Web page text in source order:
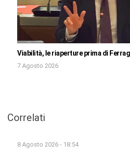
Viabilità, le riaperture prima di
7 Agosto 2026
Correlati
8 Agosto 2026 - 18:54